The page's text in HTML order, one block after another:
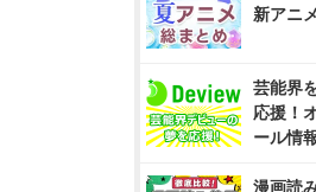
新アニ
芸能界
応援！
ール情
漫画読